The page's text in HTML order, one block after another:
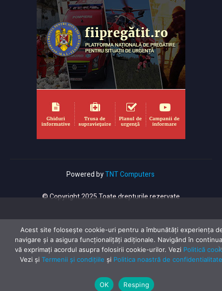
Powered byTNT Computers
© Copyright 2025 Toate drepturile rezervate
Acest site folosește cookie-uri pentru a îmbunătăți experiența
navigare și a asigura funcționalițăți adiționale. Navigând în
vă exprimaţi acordul asupra folosirii cookie-urilor. Vezi Politică
Vezi și Termenii și condițiile și Politica noastră de confidentialitate
OK Resping